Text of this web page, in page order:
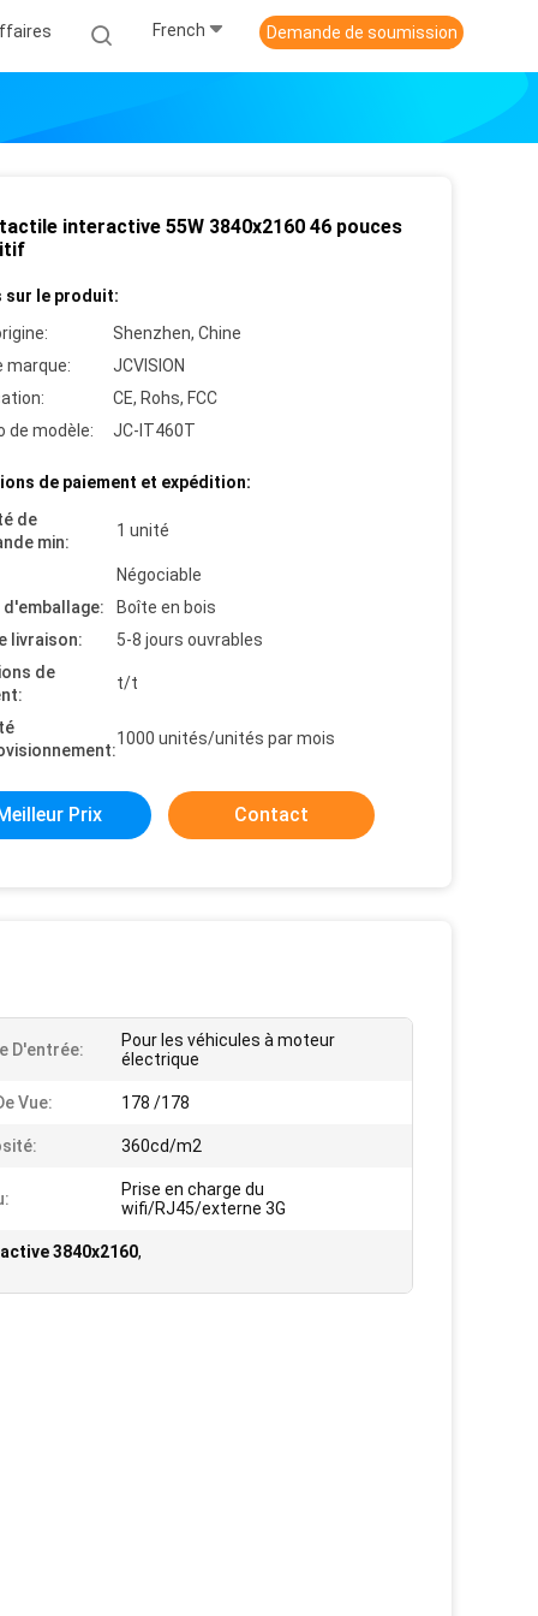
French Demande de soumission
interactive 55W 3840x2160 46 pouces
sur le produit:
Shenzhen, Chine
marque:
JCVISION
CE, Rohs, FCC
de modèle:
JC-IT460T
de paiement et expédition:
de
min:
1 unité
Négociable
d'emballage:
Boîte en bois
livraison:
5-8 jours ouvrables
de
t/t
1000 unités/unités par mois
Prix Contact
D'entrée:
Pour les véhicules à moteur
électrique
Vue: 178 /178
360cd/m2
Prise en charge du
wifi/RJ45/externe 3G
3840x2160,